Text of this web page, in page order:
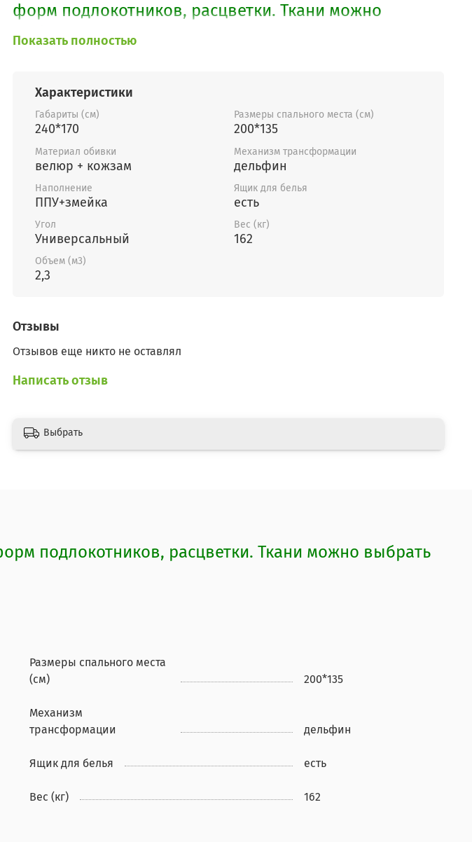
форм подлокотников, расцветки. Ткани можно
выбрать
Показать полностью
Характеристики
Габариты (см)
240*170
Размеры спального места (см)
200*135
Материал обивки
велюр + кожзам
Механизм трансформации
дельфин
Наполнение
ППУ+змейка
Ящик для белья
есть
Угол
Универсальный
Вес (кг)
162
Объем (м3)
2,3
Отзывы
Отзывов еще никто не оставлял
Написать отзыв
Выбрать
подлокотников, расцветки. Ткани можно выбрать
Размеры спального места
(см)
200*135
Механизм
трансформации
дельфин
Ящик для белья есть
Вес (кг) 162